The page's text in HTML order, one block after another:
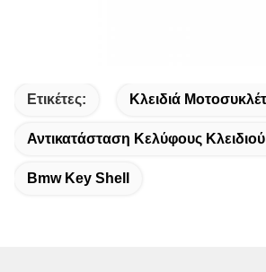
Ετικέτες: Κλειδιά
Αντικατάσταση Κελύφους
Bmw Key Shell